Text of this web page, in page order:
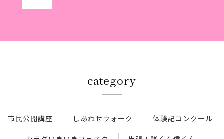
健康情報
厚生連について
新型コロナウイルス対策
category
市民公開講座 しあわせウォーク 体験記コンクール